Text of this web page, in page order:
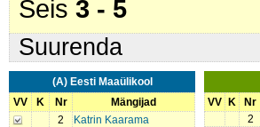
Seis 3 - 5
Suurenda
(A) Eesti Maaülikool
VV
K Nr
Mängijad
2
Katrin Kaarama
VV
K Nr
2